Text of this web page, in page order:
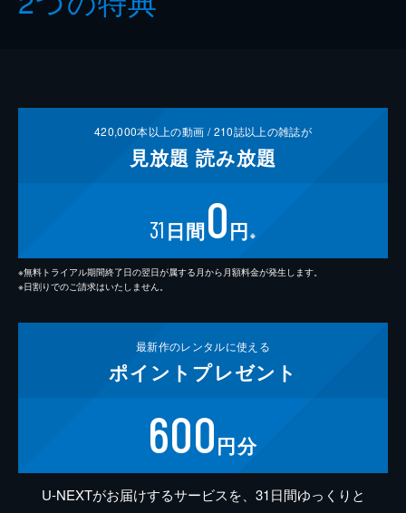
420,000本以上の動画 /210誌以上の雑誌が
見放題 読み放題
31 日間0円 ※
※無料トライアル期間終了日の翌日が属する月から月額料金が発生します。
※日割りでのご請求はいたしません。
最新作のレンタルに使える
ポイント プレゼント
600円分
U-NEXTがお届けするサービスを、31日間ゆっくりと